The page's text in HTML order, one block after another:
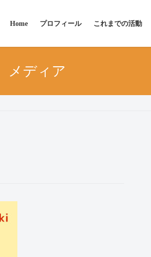
Home プロフィール これまでの活動
メディア